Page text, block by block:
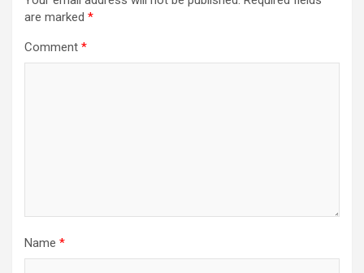
are marked *
Comment *
Name *